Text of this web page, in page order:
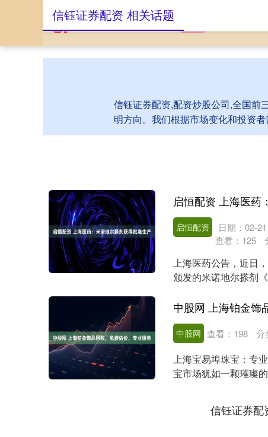
信钰证券配资,配资炒股公司,全国前
明方向。我们根据市场变化和投资
信钰证券配资 相关话题
启恒配资 上海医药
启恒配资 日期：02-21
查看： 125
上海医药公告，近日
颁发的米诺地尔搽剂
中股网 上海铂金饰
中股网 查看： 198 分
上海宝易埠珠宝：专
宝市场犹如一颗璀璨
信钰证券配